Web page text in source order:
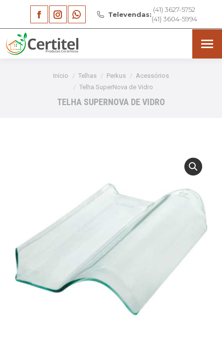
Facebook
page
opens
window
Instagram
page
opens
new
window
Whatsapp
page
new
window
Televendas:
(41) 3627-5752
(41) 3604-5994
Você está aqui:
Início Telhas Perkus
Acessórios
Telha SuperNova de Vidro
TELHA SUPERNOVA DE VIDRO